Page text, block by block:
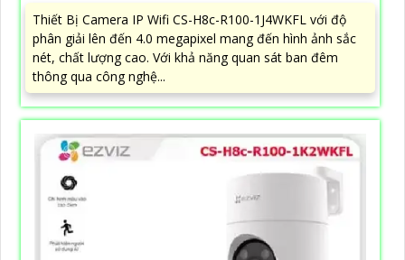
Thiết Bị Camera IP Wifi CS-H8c-R100-1J4WKFL với độ
phân giải lên đến 4.0 megapixel mang đến hình ảnh sắc
nét, chất lượng cao. Với khả năng quan sát ban đêm
thông qua công nghệ...